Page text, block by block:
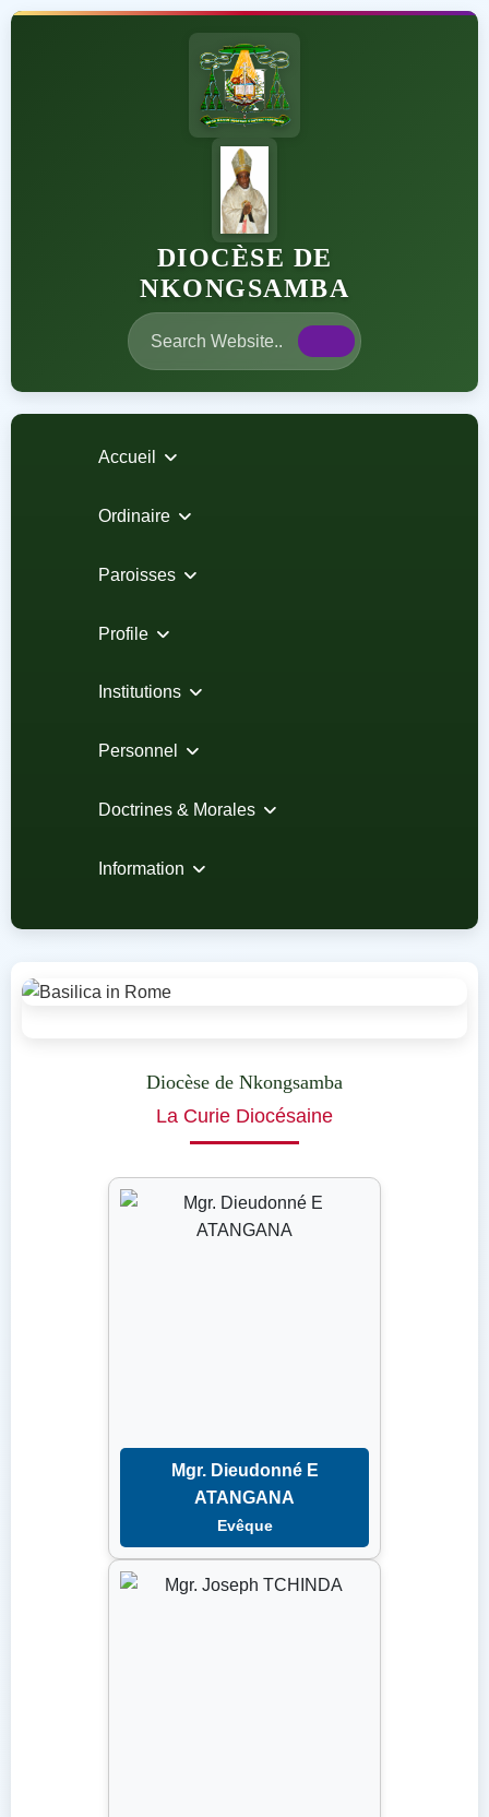
DIOCÈSE DE
NKONGSAMBA
Accueil
Ordinaire
Paroisses
Profile
Institutions
Personnel
Doctrines & Morales
Information
Diocèse de Nkongsamba
La Curie Diocésaine
Mgr. Dieudonné E
ATANGANA
Evêque